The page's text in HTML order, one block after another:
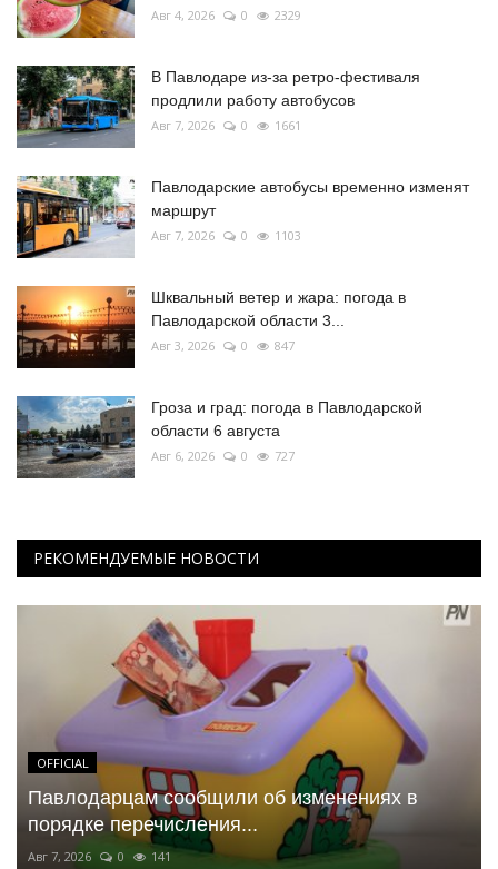
Авг 4, 2026 0 2329
В Павлодаре из-за ретро-фестиваля
продлили работу автобусов
Авг 7, 2026 0 1661
Павлодарские автобусы временно изменят
маршрут
Авг 7, 2026 0 1103
Шквальный ветер и жара: погода в
Павлодарской области 3...
Авг 3, 2026 0 847
Гроза и град: погода в Павлодарской
области 6 августа
Авг 6, 2026 0 727
РЕКОМЕНДУЕМЫЕ НОВОСТИ
OFFICIAL
Павлодарцам сообщили об изменениях в
порядке перечисления...
Авг 7, 2026 0 141